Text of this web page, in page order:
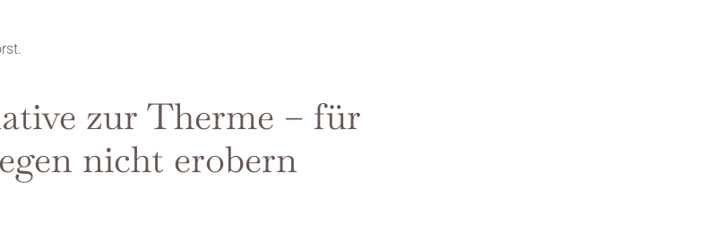
zur Therme – für
nicht erobern